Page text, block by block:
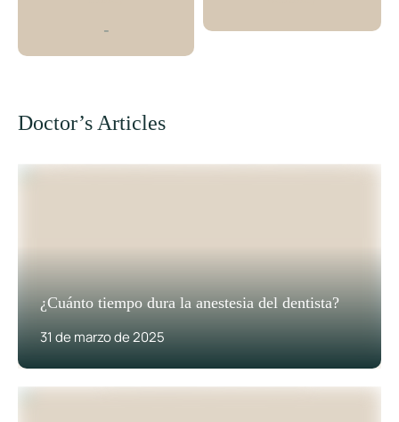
-
Doctor’s Articles
¿Cuánto tiempo dura la anestesia del dentista?
31 de marzo de 2025